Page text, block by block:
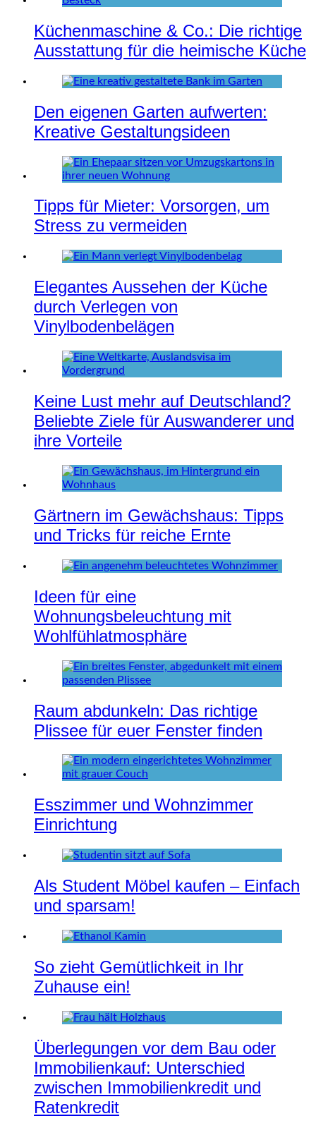
Küchenmaschine & Co.: Die richtige
Ausstattung für die heimische Küche
Den eigenen Garten aufwerten:
Kreative Gestaltungsideen
Tipps für Mieter: Vorsorgen, um
Stress zu vermeiden
Elegantes Aussehen der Küche
durch Verlegen von
Vinylbodenbelägen
Keine Lust mehr auf Deutschland?
Beliebte Ziele für Auswanderer und
ihre Vorteile
Gärtnern im Gewächshaus: Tipps
und Tricks für reiche Ernte
Ideen für eine
Wohnungsbeleuchtung mit
Wohlfühlatmosphäre
Raum abdunkeln: Das richtige
Plissee für euer Fenster finden
Esszimmer und Wohnzimmer
Einrichtung
Als Student Möbel kaufen – Einfach
und sparsam!
So zieht Gemütlichkeit in Ihr
Zuhause ein!
Überlegungen vor dem Bau oder
Immobilienkauf: Unterschied
zwischen Immobilienkredit und
Ratenkredit